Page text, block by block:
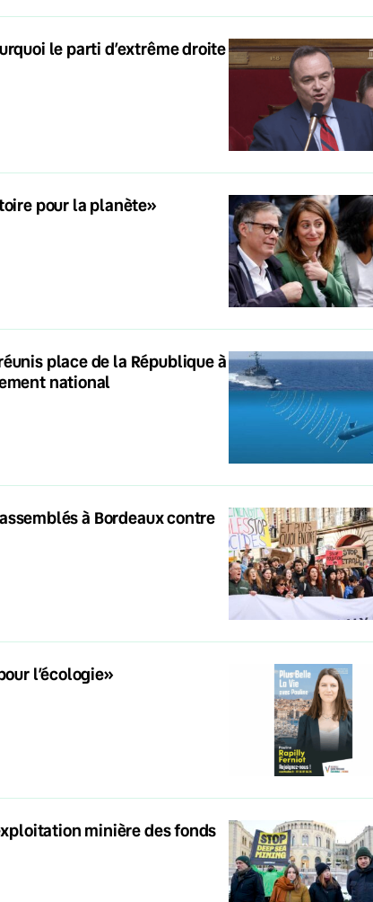
le parti d’extrême droite
pour la planète»
place de la République à
national
à Bordeaux contre
l’écologie»
minière des fonds